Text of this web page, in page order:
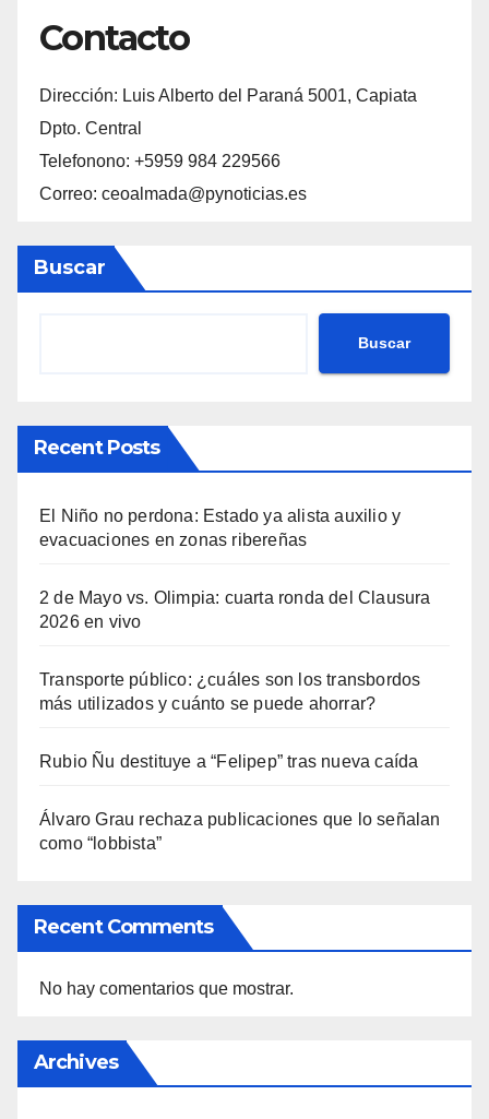
Contacto
Dirección: Luis Alberto del Paraná 5001, Capiata
Dpto. Central
Telefonono: +5959 984 229566
Correo: ceoalmada@pynoticias.es
Buscar
Buscar
Recent Posts
El Niño no perdona: Estado ya alista auxilio y
evacuaciones en zonas ribereñas
2 de Mayo vs. Olimpia: cuarta ronda del Clausura
2026 en vivo
Transporte público: ¿cuáles son los transbordos
más utilizados y cuánto se puede ahorrar?
Rubio Ñu destituye a “Felipep” tras nueva caída
Álvaro Grau rechaza publicaciones que lo señalan
como “lobbista”
Recent Comments
No hay comentarios que mostrar.
Archives